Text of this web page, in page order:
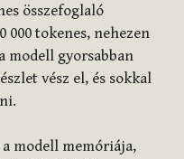
összefoglaló
000 tokenes, nehezen
modell gyorsabban
vész el, és sokkal
modell memóriája,